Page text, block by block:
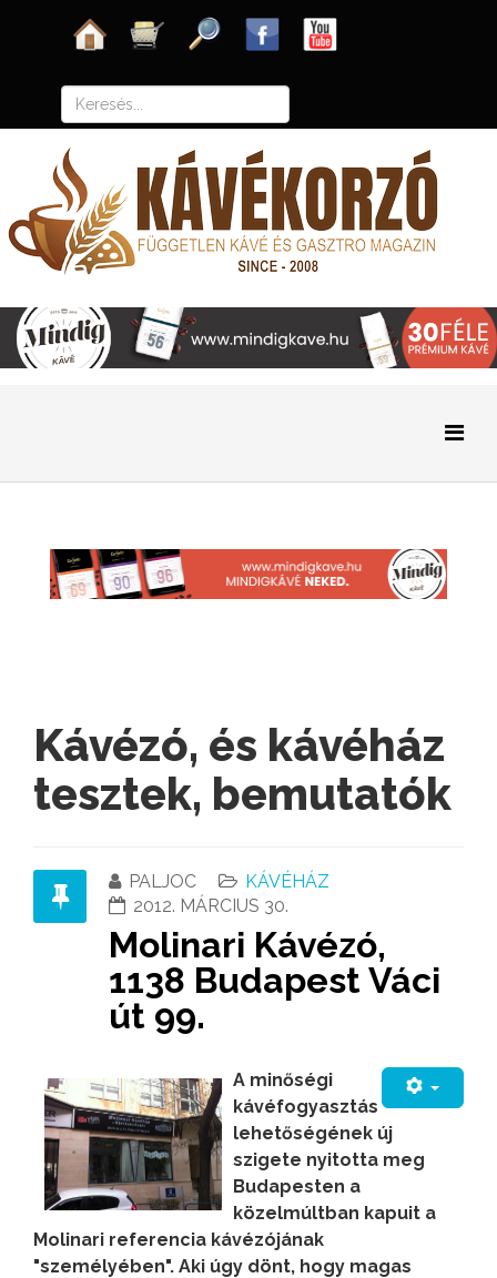
Kávézó, és kávéház
tesztek, bemutatók
PALJOC
KÁVÉHÁZ
2012. MÁRCIUS 30.
Molinari Kávézó,
1138 Budapest Váci
út 99.
A minőségi
kávéfogyasztás
lehetőségének új
szigete nyitotta meg
Budapesten a
közelmúltban kapuit a
Molinari referencia kávézójának
"személyében". Aki úgy dönt, hogy magas